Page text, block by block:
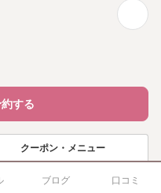
する
クーポン・メニュー
ブログ 口コミ